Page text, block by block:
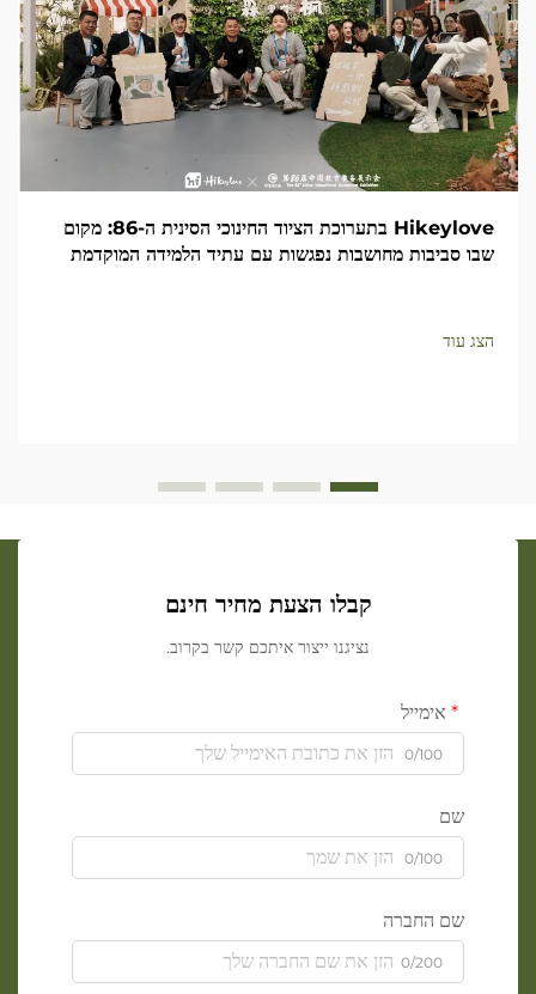
Hikeylove בתערוכת הציוד החינוכי הסינית ה-86: מקום
שבו סביבות מחושבות נפגשות עם עתיד הלמידה המוקדמת
הצג עוד
קבלו הצעת מחיר חינם
נציגנו ייצור איתכם קשר בקרוב.
אימייל
0/100
שם
0/100
שם החברה
0/200